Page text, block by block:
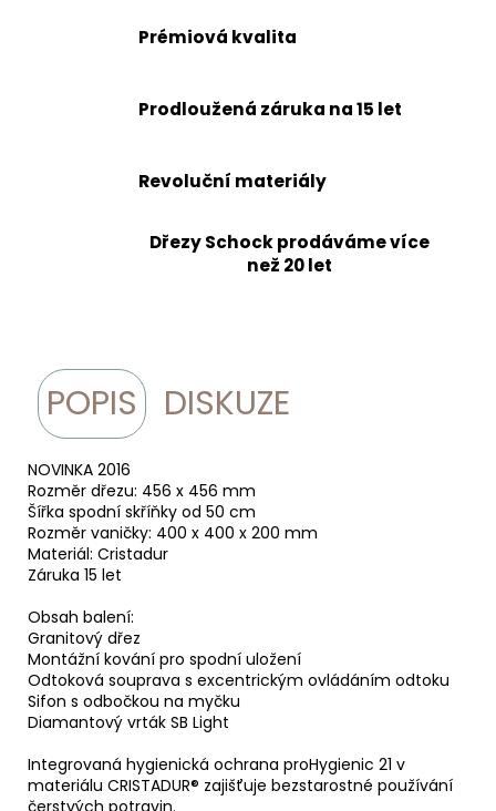
Prémiová kvalita
Prodloužená záruka na 15 let
Revoluční materiály
Dřezy Schock prodáváme více
než 20 let
POPIS DISKUZE
NOVINKA 2016
Rozměr dřezu: 456 x 456 mm
Šířka spodní skříňky od 50 cm
Rozměr vaničky: 400 x 400 x 200 mm
Materiál: Cristadur
Záruka 15 let
Obsah balení:
Granitový dřez
Montážní kování pro spodní uložení
Odtoková souprava s excentrickým ovládáním odtoku
Sifon s odbočkou na myčku
Diamantový vrták SB Light
Integrovaná hygienická ochrana proHygienic 21 v
materiálu CRISTADUR® zajišťuje bezstarostné používání
čerstvých potravin.